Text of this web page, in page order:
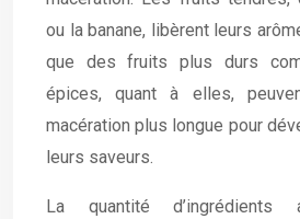
ou la banane, libèrent leurs
que des fruits plus durs
épices, quant à elles,
macération plus longue pour
leurs saveurs.
La quantité d’ingrédients